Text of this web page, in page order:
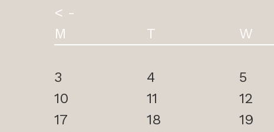
M
T W
< -
3
4 5
10
11 12
17
18 19